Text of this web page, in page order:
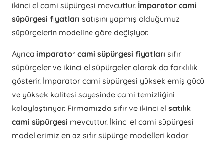
ikinci el cami süpürgesi mevcuttur. İmparator cami
süpürgesi fiyatları satışını yapmış olduğumuz
süpürgelerin modeline göre değişiyor.
Ayrıca imparator cami süpürgesi fiyatları sıfır
süpürgeler ve ikinci el süpürgeler olarak da farklılık
gösterir. İmparator cami süpürgesi yüksek emiş gücü
ve yüksek kalitesi sayesinde cami temizliğini
kolaylaştırıyor. Firmamızda sıfır ve ikinci el satılık
cami süpürgesi mevcuttur. İkinci el cami süpürgesi
modellerimiz en az sıfır süpürge modelleri kadar